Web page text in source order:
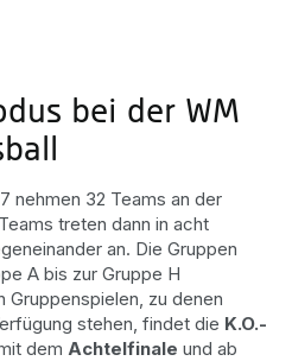
bei der WM
nehmen 32 Teams an der
treten dann in acht
an. Die Gruppen
A bis zur Gruppe H
Gruppenspielen, zu denen
stehen, findet die K.O.-
dem Achtelfinale und ab